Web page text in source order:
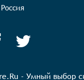
- Умный выбор